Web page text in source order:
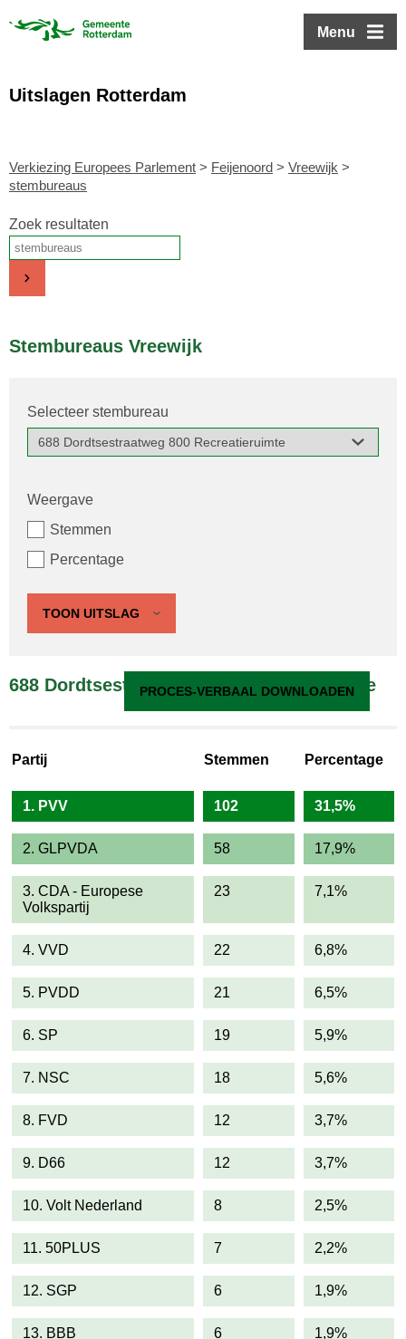
Menu
Uitslagen Rotterdam
Verkiezing Europees Parlement > Feijenoord > Vreewijk >
stembureaus
Zoek resultaten
Stembureaus Vreewijk
Selecteer stembureau
Weergave
Stemmen
Percentage
TOON UITSLAG
688 Dordtsestraatweg 800 Recreatieruimte
PROCES-VERBAAL DOWNLOADEN
Partij Stemmen Percentage
1. PVV 102 31,5%
2. GLPVDA 58 17,9%
3. CDA - Europese
Volkspartij
23 7,1%
4. VVD 22 6,8%
5. PVDD 21 6,5%
6. SP 19 5,9%
7. NSC 18 5,6%
8. FVD 12 3,7%
9. D66 12 3,7%
10. Volt Nederland 8 2,5%
11. 50PLUS 7 2,2%
12. SGP 6 1,9%
13. BBB 6 1,9%